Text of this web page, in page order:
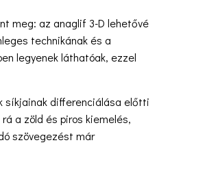
meg: az anaglif 3-D lehetővé
technikának és a
legyenek láthatóak, ezzel
síkjainak differenciálása előtti
a zöld és piros kiemelés,
szövegezést már